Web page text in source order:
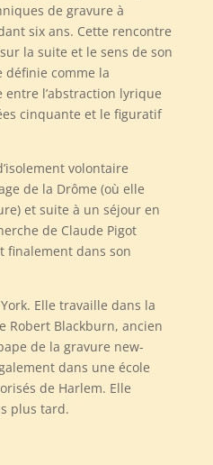
de gravure à
six ans. Cette rencontre
la suite et le sens de son
définie comme la
l’abstraction lyrique
cinquante et le figuratif
volontaire
de la Drôme (où elle
et suite à un séjour en
de Claude Pigot
finalement dans son
Elle travaille dans la
Robert Blackburn, ancien
de la gravure new-
dans une école
de Harlem. Elle
plus tard.